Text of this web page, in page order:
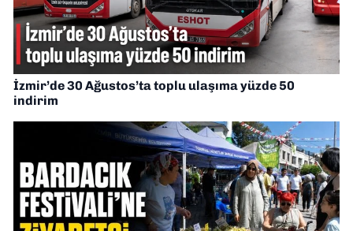
İzmir’de 30 Ağustos’ta toplu ulaşıma yüzde 50
indirim